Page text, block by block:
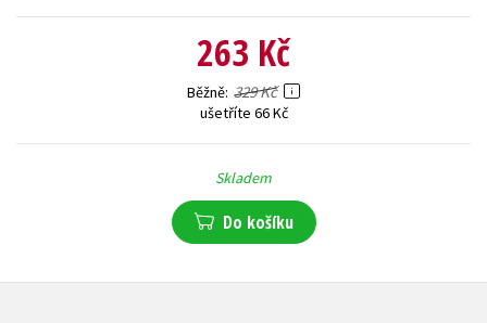
263 Kč
Běžně 329 Kč
ušetříte 66 Kč
Skladem
Do košíku